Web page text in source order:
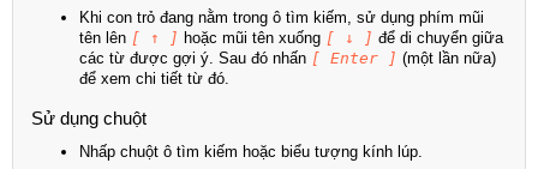
Khi con trỏ đang nằm trong ô tìm kiếm, sử dụng phím mũi
tên lên [ ↑ ] hoặc mũi tên xuống [ ↓ ] để di chuyển giữa
các từ được gợi ý. Sau đó nhấn [ Enter ] (một lần nữa)
để xem chi tiết từ đó.
Sử dụng chuột
Nhấp chuột ô tìm kiếm hoặc biểu tượng kính lúp.